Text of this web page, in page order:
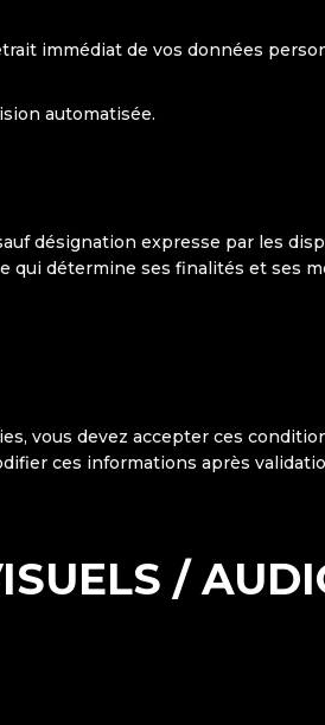
immédiat de vos données
automatisée.
désignation expresse par les
détermine ses finalités et ses
vous devez accepter ces
ces informations après
/